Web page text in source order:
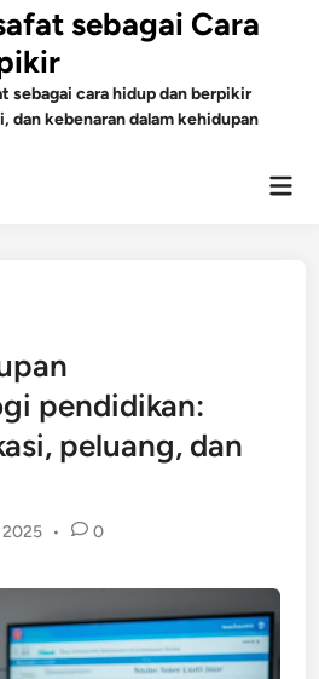
sebagai Cara
sebagai cara hidup dan berpikir
dan kebenaran dalam kehidupan
pendidikan:
peluang, dan
2025 • 0